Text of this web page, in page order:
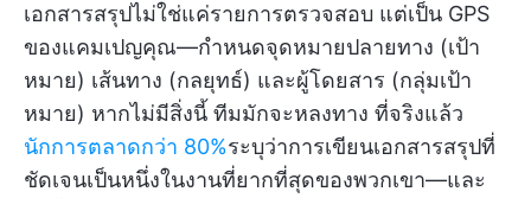
เอกสารสรุปไม่ใช่แค่รายการตรวจสอบ แต่เป็น GPS
ของแคมเปญคุณ—กำหนดจุดหมายปลายทาง (เป้า
หมาย) เส้นทาง (กลยุทธ์) และผู้โดยสาร (กลุ่มเป้า
หมาย) หากไม่มีสิ่งนี้ ทีมมักจะหลงทาง ที่จริงแล้ว
นักการตลาดกว่า 80%ระบุว่าการเขียนเอกสารสรุปที่
ชัดเจนเป็นหนึ่งในงานที่ยากที่สุดของพวกเขา—และ